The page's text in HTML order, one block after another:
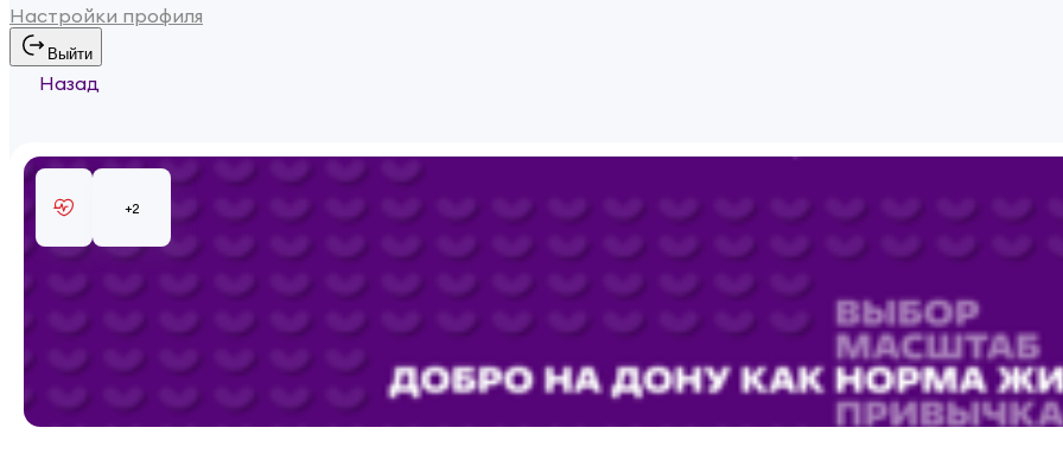
Настройки профиля
Выйти
Назад
+2